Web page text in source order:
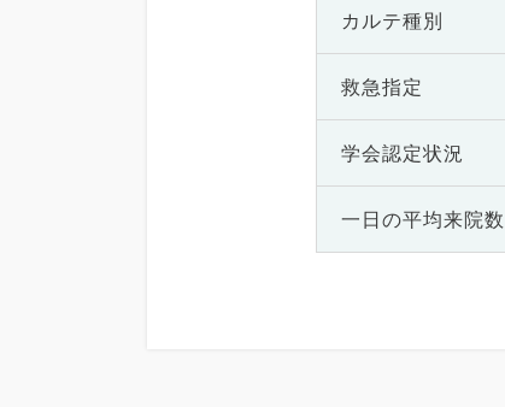
カルテ種別
救急指定
学会認定状況
一日の平均来院数